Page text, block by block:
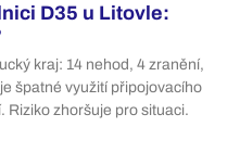
D35 u Litovle:
kraj: 14 nehod, 4 zranění,
špatné využití připojovacího
Riziko zhoršuje pro situaci.